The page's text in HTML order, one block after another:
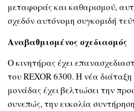
μεταφοράς και καθαρισμού,
σχεδόν αυτόνομη συγκομιδή
Αναβαθμισμένος σχεδιασμός
Ο κινητήρας έχει
του REXOR 6300. Η νέα
μονάδας έχει βελτιώσει την
συνεπώς, την ευκολία